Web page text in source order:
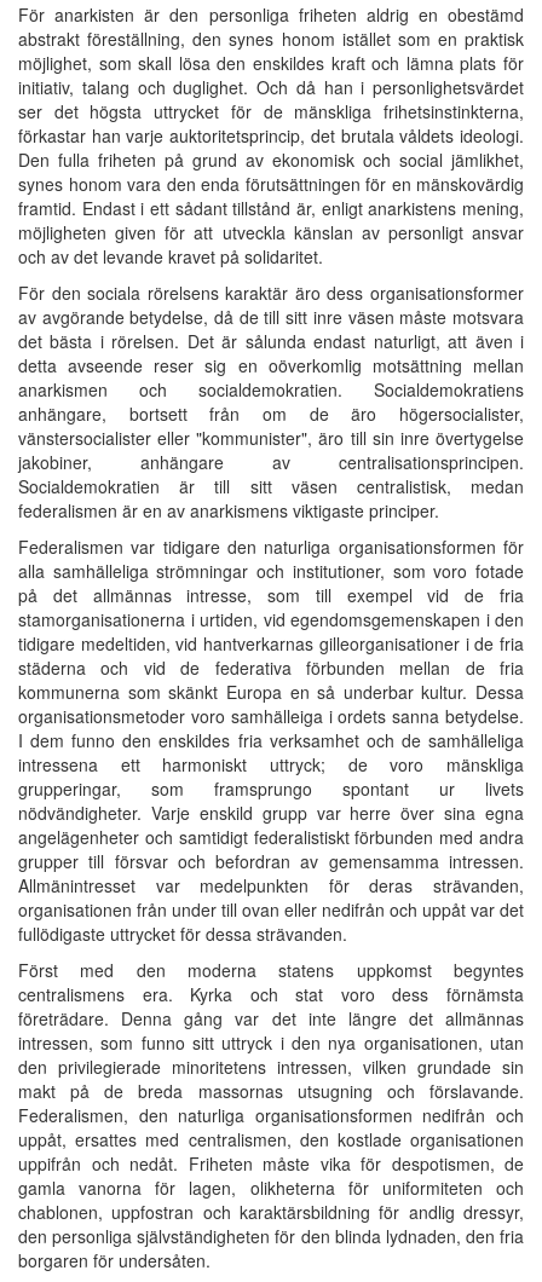
För anarkisten är den personliga friheten aldrig en obestämd
abstrakt föreställning, den synes honom istället som en praktisk
möjlighet, som skall lösa den enskildes kraft och lämna plats för
initiativ, talang och duglighet. Och då han i personlighetsvärdet
ser det högsta uttrycket för de mänskliga frihetsinstinkterna,
förkastar han varje auktoritetsprincip, det brutala våldets ideologi.
Den fulla friheten på grund av ekonomisk och social jämlikhet,
synes honom vara den enda förutsättningen för en mänskovärdig
framtid. Endast i ett sådant tillstånd är, enligt anarkistens mening,
möjligheten given för att utveckla känslan av personligt ansvar
och av det levande kravet på solidaritet.
För den sociala rörelsens karaktär äro dess organisationsformer
av avgörande betydelse, då de till sitt inre väsen måste motsvara
det bästa i rörelsen. Det är sålunda endast naturligt, att även i
detta avseende reser sig en oöverkomlig motsättning mellan
anarkismen och socialdemokratien. Socialdemokratiens
anhängare, bortsett från om de äro högersocialister,
vänstersocialister eller "kommunister", äro till sin inre övertygelse
jakobiner, anhängare av centralisationsprincipen.
Socialdemokratien är till sitt väsen centralistisk, medan
federalismen är en av anarkismens viktigaste principer.
Federalismen var tidigare den naturliga organisationsformen för
alla samhälleliga strömningar och institutioner, som voro fotade
på det allmännas intresse, som till exempel vid de fria
stamorganisationerna i urtiden, vid egendomsgemenskapen i den
tidigare medeltiden, vid hantverkarnas gilleorganisationer i de fria
städerna och vid de federativa förbunden mellan de fria
kommunerna som skänkt Europa en så underbar kultur. Dessa
organisationsmetoder voro samhälleiga i ordets sanna betydelse.
I dem funno den enskildes fria verksamhet och de samhälleliga
intressena ett harmoniskt uttryck; de voro mänskliga
grupperingar, som framsprungo spontant ur livets
nödvändigheter. Varje enskild grupp var herre över sina egna
angelägenheter och samtidigt federalistiskt förbunden med andra
grupper till försvar och befordran av gemensamma intressen.
Allmänintresset var medelpunkten för deras strävanden,
organisationen från under till ovan eller nedifrån och uppåt var det
fullödigaste uttrycket för dessa strävanden.
Först med den moderna statens uppkomst begyntes
centralismens era. Kyrka och stat voro dess förnämsta
företrädare. Denna gång var det inte längre det allmännas
intressen, som funno sitt uttryck i den nya organisationen, utan
den privilegierade minoritetens intressen, vilken grundade sin
makt på de breda massornas utsugning och förslavande.
Federalismen, den naturliga organisationsformen nedifrån och
uppåt, ersattes med centralismen, den kostlade organisationen
uppifrån och nedåt. Friheten måste vika för despotismen, de
gamla vanorna för lagen, olikheterna för uniformiteten och
chablonen, uppfostran och karaktärsbildning för andlig dressyr,
den personliga självständigheten för den blinda lydnaden, den fria
borgaren för undersåten.